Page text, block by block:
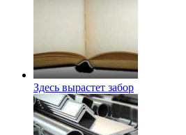
Здесь вырастет забор